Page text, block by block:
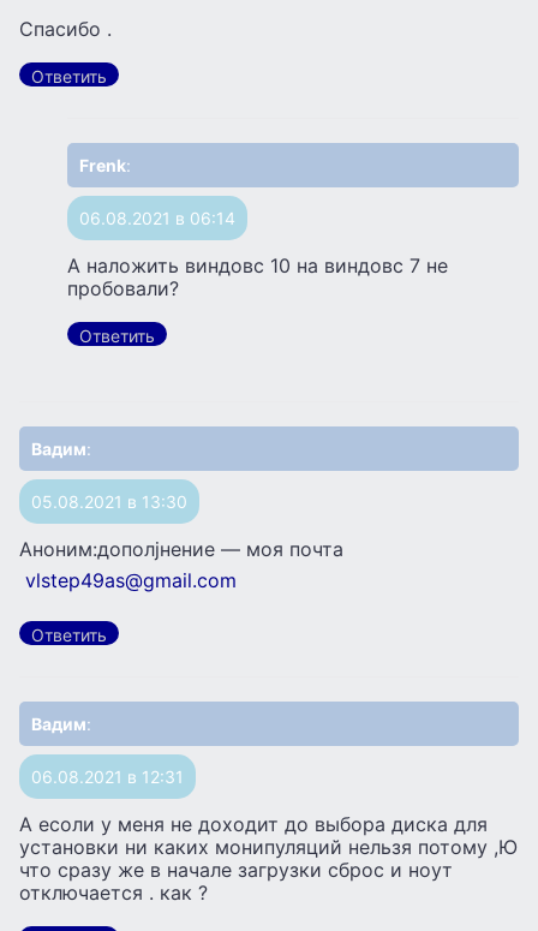
Спасибо .
Ответить
Frenk:
06.08.2021 в 06:14
А наложить виндовс 10 на виндовс 7 не
пробовали?
Ответить
Вадим:
05.08.2021 в 13:30
Аноним:дополjнение — моя почта
vlstep49as@gmail.com
Ответить
Вадим:
06.08.2021 в 12:31
А есоли у меня не доходит до выбора диска для
установки ни каких монипуляций нельзя потому ,Ю
что сразу же в начале загрузки сброс и ноут
отключается . как ?